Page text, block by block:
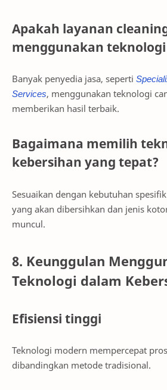
Apakah layanan
menggunakan
Banyak penyedia jasa, seperti
Services, menggunakan teknologi
memberikan hasil terbaik.
Bagaimana memilih
kebersihan yang tepat?
Sesuaikan dengan kebutuhan
yang akan dibersihkan dan jenis
muncul.
8. Keunggulan
Teknologi dalam
Efisiensi tinggi
Teknologi modern mempercepat
dibandingkan metode tradisional.